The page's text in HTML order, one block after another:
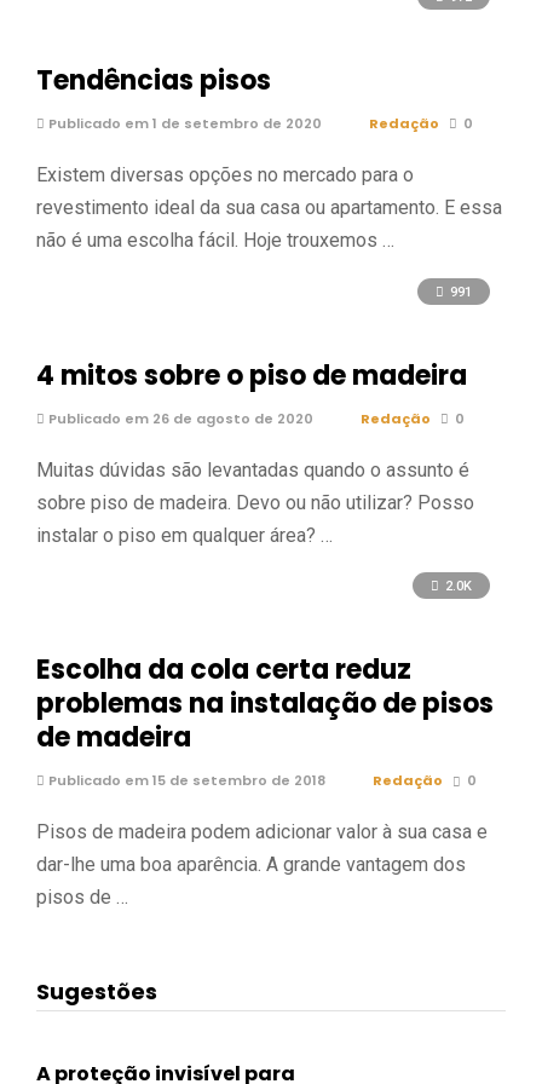
k
Tendências pisos
Publicado em 1 de setembro de 2020 Redação 0
Existem diversas opções no mercado para o
revestimento ideal da sua casa ou apartamento. E essa
não é uma escolha fácil. Hoje trouxemos …
991
4 mitos sobre o piso de madeira
Publicado em 26 de agosto de 2020 Redação 0
Muitas dúvidas são levantadas quando o assunto é
sobre piso de madeira. Devo ou não utilizar? Posso
instalar o piso em qualquer área? …
2.0K
Escolha da cola certa reduz
problemas na instalação de pisos
de madeira
Publicado em 15 de setembro de 2018 Redação 0
Pisos de madeira podem adicionar valor à sua casa e
dar-lhe uma boa aparência. A grande vantagem dos
pisos de …
Sugestões
A proteção invisível para